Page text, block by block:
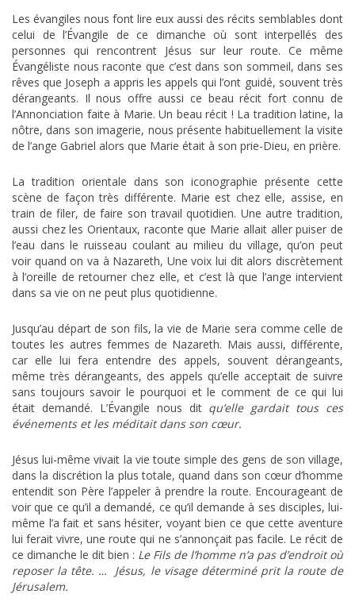
Les évangiles nous font lire eux aussi des récits semblables dont
celui de l’Évangile de ce dimanche où sont interpellés des
personnes qui rencontrent Jésus sur leur route. Ce même
Évangéliste nous raconte que c’est dans son sommeil, dans ses
rêves que Joseph a appris les appels qui l’ont guidé, souvent très
dérangeants. Il nous offre aussi ce beau récit fort connu de
l’Annonciation faite à Marie. Un beau récit ! La tradition latine, la
nôtre, dans son imagerie, nous présente habituellement la visite
de l’ange Gabriel alors que Marie était à son prie-Dieu, en prière.
La tradition orientale dans son iconographie présente cette
scène de façon très différente. Marie est chez elle, assise, en
train de filer, de faire son travail quotidien. Une autre tradition,
aussi chez les Orientaux, raconte que Marie allait aller puiser de
l’eau dans le ruisseau coulant au milieu du village, qu’on peut
voir quand on va à Nazareth, Une voix lui dit alors discrètement
à l’oreille de retourner chez elle, et c’est là que l’ange intervient
dans sa vie on ne peut plus quotidienne.
Jusqu’au départ de son fils, la vie de Marie sera comme celle de
toutes les autres femmes de Nazareth. Mais aussi, différente,
car elle lui fera entendre des appels, souvent dérangeants,
même très dérangeants, des appels qu’elle acceptait de suivre
sans toujours savoir le pourquoi et le comment de ce qui lui
était demandé. L’Évangile nous dit qu’elle gardait tous ces
événements et les méditait dans son cœur.
Jésus lui-même vivait la vie toute simple des gens de son village,
dans la discrétion la plus totale, quand dans son cœur d’homme
entendit son Père l’appeler à prendre la route. Encourageant de
voir que ce qu’il a demandé, ce qu’il demande à ses disciples, lui-
même l’a fait et sans hésiter, voyant bien ce que cette aventure
lui ferait vivre, une route qui ne s’annonçait pas facile. Le récit de
ce dimanche le dit bien : Le Fils de l’homme n’a pas d’endroit où
reposer la tête. …
Jésus, le visage déterminé prit la route de
Jérusalem.